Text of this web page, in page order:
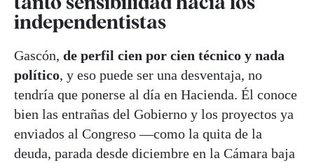
independentistas
Gascón, de perfil cien por cien técnico y nada
político, y eso puede ser una desventaja, no
tendría que ponerse al día en Hacienda. Él conoce
bien las entrañas del Gobierno y los proyectos ya
enviados al Congreso —como la quita de la
deuda, parada desde diciembre en la Cámara baja